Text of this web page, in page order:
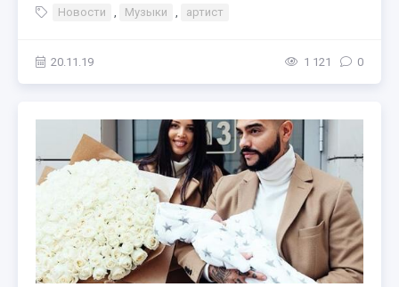
Новости , Музыки , артист
20.11.19 1 121 0